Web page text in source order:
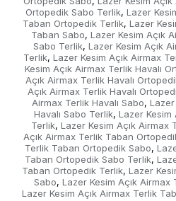
Ortopedik Sabo Terlik, Lazer
Taban Ortopedik Terlik, Lazer
Taban Sabo, Lazer Kesim Açık
Sabo Terlik, Lazer Kesim Açık
Terlik, Lazer Kesim Açık Airmax
Kesim Açık Airmax Terlik Havalı
Açık Airmax Terlik Havalı
Açık Airmax Terlik Havalı
Airmax Terlik Havalı Sabo, Lazer
Havalı Sabo Terlik, Lazer Kesim
Terlik, Lazer Kesim Açık Airmax
Açık Airmax Terlik Taban
Terlik Taban Ortopedik Sabo,
Taban Ortopedik Sabo Terlik,
Taban Ortopedik Terlik, Lazer
Sabo, Lazer Kesim Açık
Lazer Kesim Açık Airmax Terlik